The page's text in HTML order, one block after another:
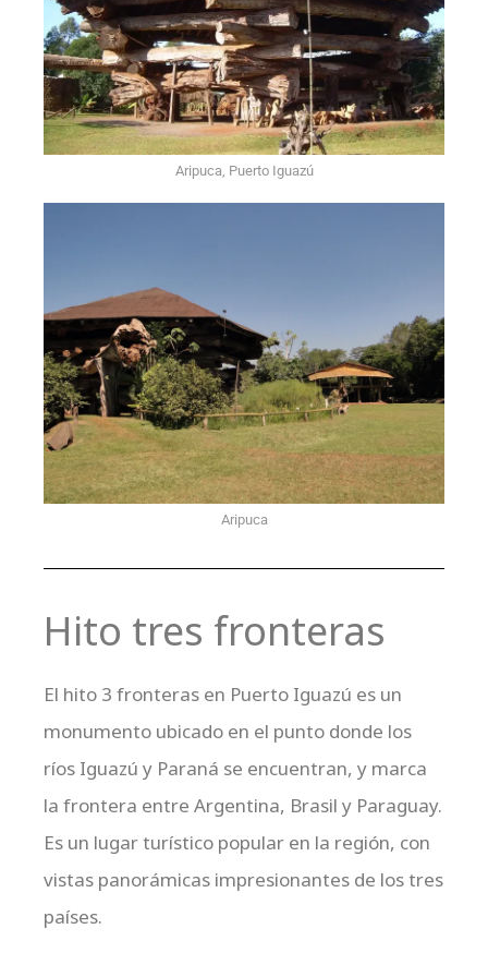
Aripuca, Puerto Iguazú
Aripuca
Hito tres fronteras
El hito 3 fronteras en Puerto Iguazú es un
monumento ubicado en el punto donde los
ríos Iguazú y Paraná se encuentran, y marca
la frontera entre Argentina, Brasil y Paraguay.
Es un lugar turístico popular en la región, con
vistas panorámicas impresionantes de los tres
países.